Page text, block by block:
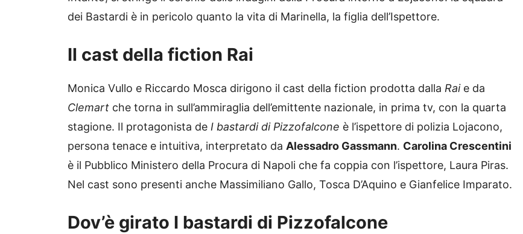
dei Bastardi è in pericolo quanto la vita di Marinella, la figlia dell’Ispettore.
Il cast della fiction Rai
Monica Vullo e Riccardo Mosca dirigono il cast della fiction prodotta dalla Raie da
Clemart che torna in sull’ammiraglia dell’emittente nazionale, in prima tv, con la quarta
stagione. Il protagonista de I bastardi di Pizzofalcone è l’ispettore di polizia Lojacono,
persona tenace e intuitiva, interpretato da Alessadro Gassmann. Carolina Crescentini
è il Pubblico Ministero della Procura di Napoli che fa coppia con l’ispettore, Laura Piras.
Nel cast sono presenti anche Massimiliano Gallo, Tosca D’Aquino e Gianfelice Imparato.
Dov’è girato I bastardi di Pizzofalcone